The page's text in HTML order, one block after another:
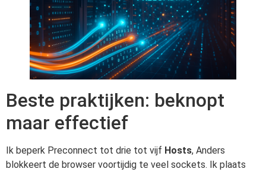
Beste praktijken: beknopt
maar effectief
Ik beperk Preconnect tot drie tot vijf Hosts, Anders
blokkeert de browser voortijdig te veel sockets. Ik plaats